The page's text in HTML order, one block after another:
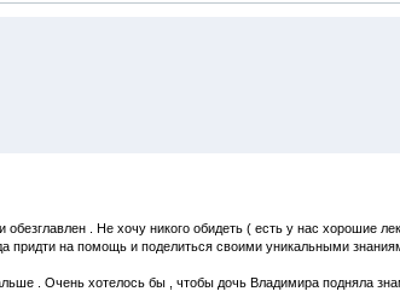
. Не хочу никого обидеть ( есть у нас
придти на помощь и поделиться своими уникальными
. Очень хотелось бы , чтобы дочь Владимира подняла